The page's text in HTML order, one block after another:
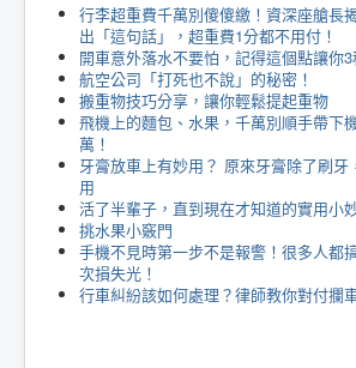
行李超重費千萬別傻傻繳！資深座艙長
出「這句話」，超重費1分都不用付！
開車意外落水不要怕，記得這個點讓你3
航空公司「打死也不說」的秘密！
搬重物技巧分享，讓你輕鬆提起重物
飛機上的麵包、水果，千萬別順手帶下
萬！
牙膏放車上有妙用？ 原來牙膏除了刷牙
用
活了半輩子，直到現在才知道的實用小
挑水果小竅門
手機不見時第一步不是報警！很多人都
次損失光！
行車糾紛該如何處理？律師教你對付攔